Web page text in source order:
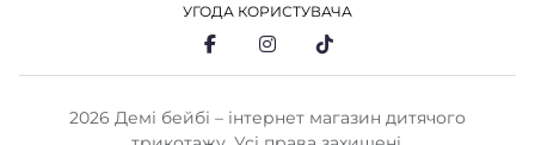
УГОДА КОРИСТУВАЧА
2026 Демі бейбі – інтернет магазин дитячого